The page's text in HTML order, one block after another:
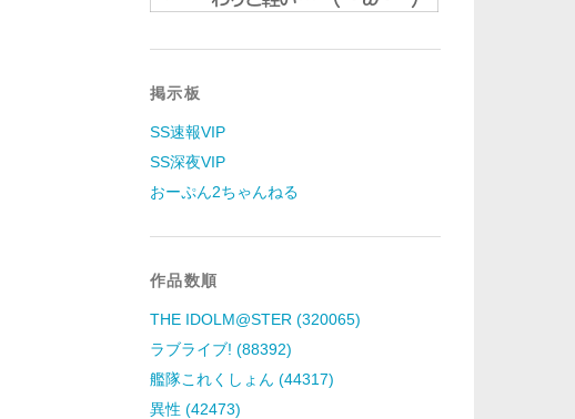
掲示板
SS速報VIP
SS深夜VIP
おーぷん2ちゃんねる
作品数順
THE IDOLM@STER (320065)
ラブライブ! (88392)
艦隊これくしょん (44317)
異性 (42473)